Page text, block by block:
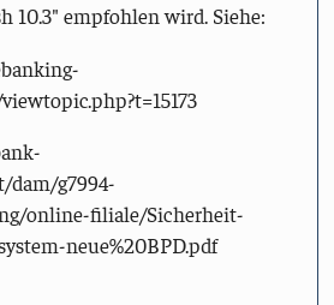
10.3" empfohlen wird. Siehe:
dam/g7994-
online-filiale/Sicherheit-
neue%20BPD.pdf